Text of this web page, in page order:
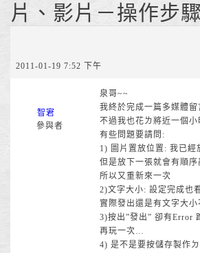
片、影片－操作步
2011-01-19 7:52 下午
智宭
參與者
泉哥~~
我終於完成一篇多媒體留
不過我也花ㄌ將近一個小
有些問題要請問:
1) 圖片置放位置: 我已經
但是放下一張就會有順序
所以又重新來一次
2)文字大小: 設定完成也
實際發出還是有文字大小
3)按出”發出” 卻有Error
再玩一次…
4) 是不是要按儲存製作